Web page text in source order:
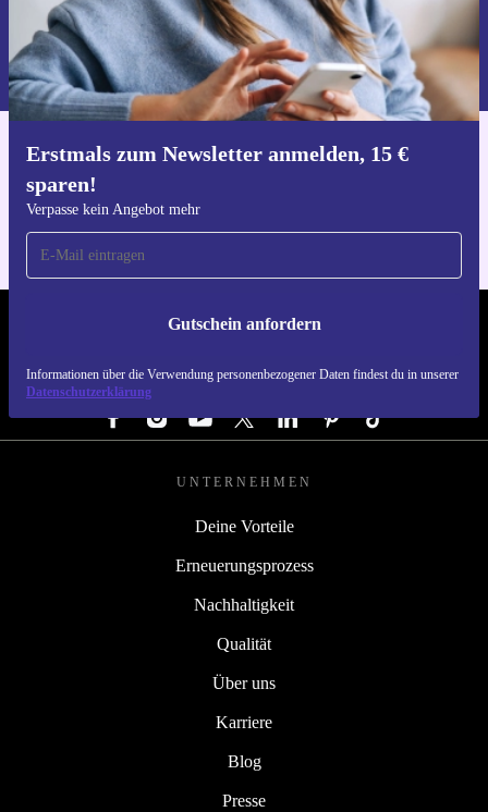
Erstmals zum Newsletter anmelden, 15 €
sparen!
Verpasse kein Angebot mehr
Gutschein anfordern
Informationen über die Verwendung personenbezogener Daten findest du in unserer
Datenschutzerklärung
Gutschein anfordern
Informationen über die Verwendung personenbezogener Daten findest
du in unserer
Datenschutzerklärung.
Hol dir die refurbed-App
REFURBED ÖSTERREICH - RETHINK NEW.
FOLGE UNS
UNTERNEHMEN
Deine Vorteile
Erneuerungsprozess
Nachhaltigkeit
Qualität
Über uns
Karriere
Blog
Presse